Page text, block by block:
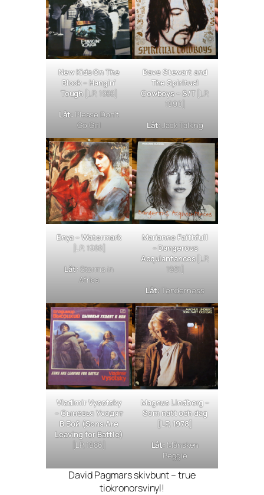
New Kids On The
Block –Hangin’
Tough[LP, 1988]
Låt:Please Don’t
Go Girl
Dave Stewart and
The Spiritual
Cowboys – S/T[LP,
1990]
Låt:Jack Talking
Enya –Watermark
[LP, 1988]
Låt:Storms in
Africa
Marianne Faithfull
–Dangerous
Acquiantances[LP,
1981]
Låt: Tenderness
Vladimir Vysotsky
–Сыновья Уходят
В Бой (Sons Are
Leaving for Battle)
[LP, 1986]
Magnus Lindberg ‎–
Som natt och dag
[LP, 1978]
Låt:Månsken
Peggie
David Pagmars skivbunt – true
tiokronorsvinyl!